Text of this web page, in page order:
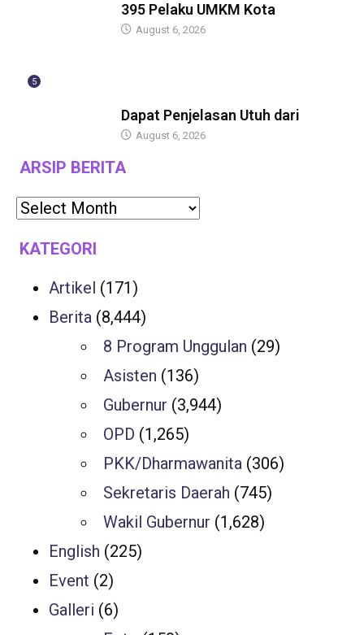
395 Pelaku UMKM Kota
August 6, 2026
5
Dapat Penjelasan Utuh dari
August 6, 2026
ARSIP BERITA
KATEGORI
Artikel (171)
Berita (8,444)
8 Program Unggulan (29)
Asisten (136)
Gubernur (3,944)
OPD (1,265)
PKK/Dharmawanita (306)
Sekretaris Daerah (745)
Wakil Gubernur (1,628)
English (225)
Event (2)
Galleri (6)